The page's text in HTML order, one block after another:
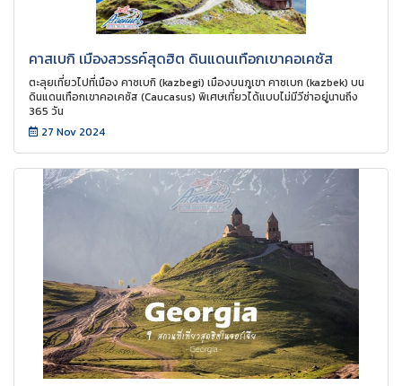
คาสเบกิ เมืองสวรรค์สุดฮิต ดินแดนเทือกเขาคอเคซัส
ตะลุยเที่ยวไปที่เมือง คาซเบกิ (kazbegi) เมืองบนภูเขา คาซเบก (kazbek) บน
ดินแดนเทือกเขาคอเคซัส (Caucasus) พิเศษเที่ยวได้แบบไม่มีวีซ่าอยู่นานถึง
365 วัน
27 Nov 2024